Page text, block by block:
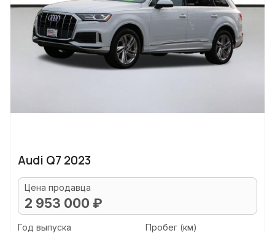
Audi Q7 2023
Цена продавца
2 953 000 ₽
Год выпуска Пробег (км)